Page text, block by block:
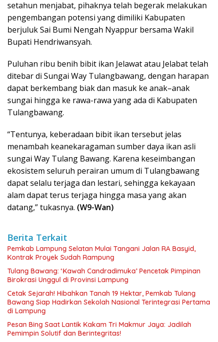
setahun menjabat, pihaknya telah begerak melakukan
pengembangan potensi yang dimiliki Kabupaten
berjuluk Sai Bumi Nengah Nyappur bersama Wakil
Bupati Hendriwansyah.
Puluhan ribu benih bibit ikan Jelawat atau Jelabat telah
ditebar di Sungai Way Tulangbawang, dengan harapan
dapat berkembang biak dan masuk ke anak–anak
sungai hingga ke rawa-rawa yang ada di Kabupaten
Tulangbawang.
“Tentunya, keberadaan bibit ikan tersebut jelas
menambah keanekaragaman sumber daya ikan asli
sungai Way Tulang Bawang. Karena keseimbangan
ekosistem seluruh perairan umum di Tulangbawang
dapat selalu terjaga dan lestari, sehingga kekayaan
alam dapat terus terjaga hingga masa yang akan
datang,” tukasnya. (W9-Wan)
Berita Terkait
Pemkab Lampung Selatan Mulai Tangani Jalan RA Basyid,
Kontrak Proyek Sudah Rampung
Tulang Bawang: ‘Kawah Candradimuka’ Pencetak Pimpinan
Birokrasi Unggul di Provinsi Lampung
Cetak Sejarah! Hibahkan Tanah 19 Hektar, Pemkab Tulang
Bawang Siap Hadirkan Sekolah Nasional Terintegrasi Pertama
di Lampung
Pesan Bing Saat Lantik Kakam Tri Makmur Jaya: Jadilah
Pemimpin Solutif dan Berintegritas!